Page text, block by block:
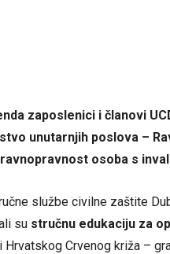
zaposlenici i članovi
unutarnjih poslova –
osoba s
službe civilne zaštite
su stručnu edukaciju za
Hrvatskog Crvenog križa –